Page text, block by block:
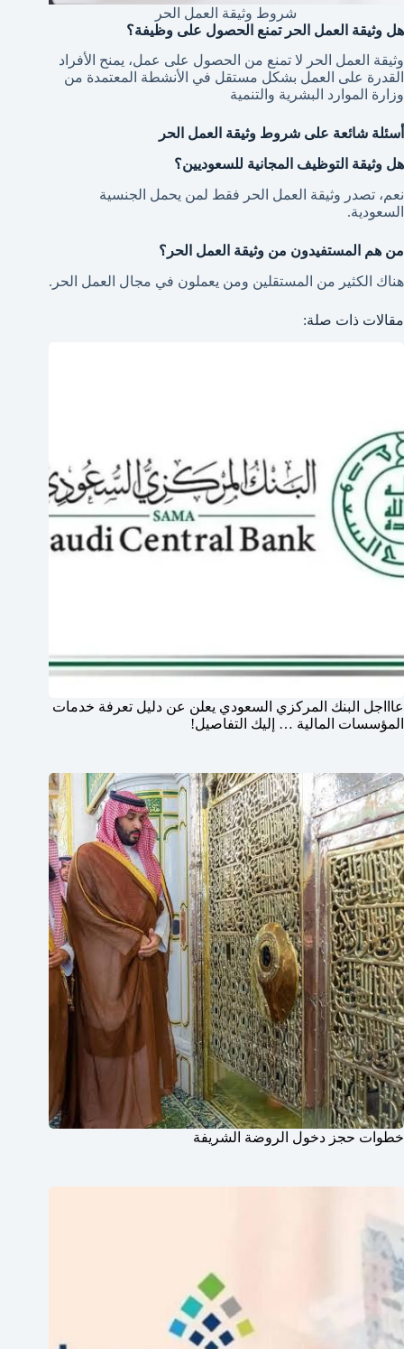
شروط وثيقة العمل الحر
هل وثيقة العمل الحر تمنع الحصول على وظيفة؟
وثيقة العمل الحر لا تمنع من الحصول على عمل، يمنح الأفراد
القدرة على العمل بشكل مستقل في الأنشطة المعتمدة من
وزارة الموارد البشرية والتنمية
أسئلة شائعة على شروط وثيقة العمل الحر
هل وثيقة التوظيف المجانية للسعوديين؟
نعم، تصدر وثيقة العمل الحر فقط لمن يحمل الجنسية
السعودية.
من هم المستفيدون من وثيقة العمل الحر؟
هناك الكثير من المستقلين ومن يعملون في مجال العمل الحر.
مقالات ذات صلة:
عاااجل البنك المركزي السعودي يعلن عن دليل تعرفة خدمات
المؤسسات المالية … إليك التفاصيل!
خطوات حجز دخول الروضة الشريفة